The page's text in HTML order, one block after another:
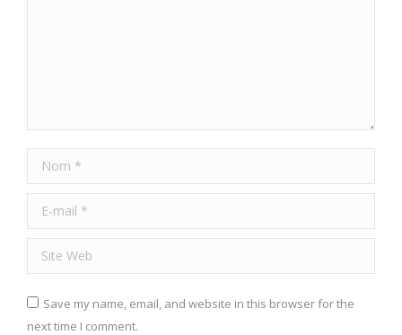
Nom *
E-mail *
Site Web
Save my name, email, and website in this browser for the
next time I comment.